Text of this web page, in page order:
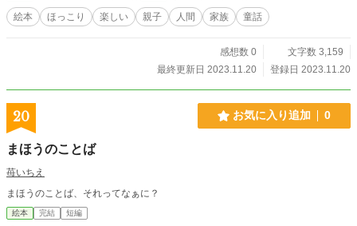
絵本 ほっこり 楽しい 親子 人間 家族 童話
感想数 0
文字数 3,159
最終更新日 2023.11.20
登録日 2023.11.20
20 お気に入り追加 0
まほうのことば
苺いちえ
まほうのことば、それってなぁに？
絵本 完結 短編